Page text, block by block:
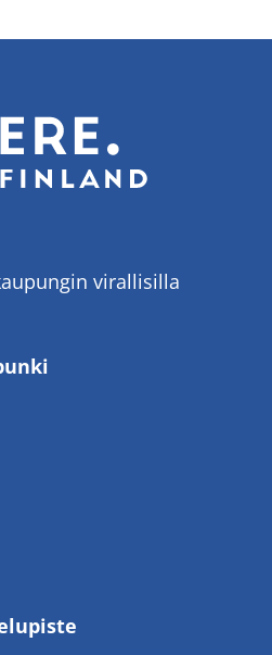
virallisilla